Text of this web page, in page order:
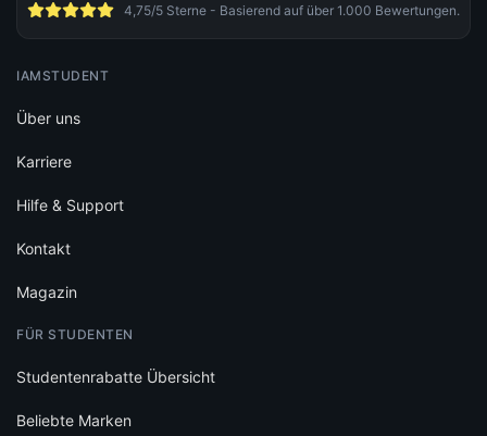
4,75/5 Sterne - Basierend auf über 1.000 Bewertungen.
IAMSTUDENT
Über uns
Karriere
Hilfe & Support
Kontakt
Magazin
FÜR STUDENTEN
Studentenrabatte Übersicht
Beliebte Marken